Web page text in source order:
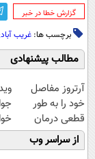
‌گزارش خطا در خبر
برچسب ها: غریب
مطالب پیشنهادی
آرتروز مفاصل
خود را به طور
قطعی درمان
کنید!
◗پرسش‌نامه◖
از سراسر وب